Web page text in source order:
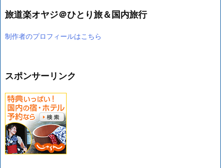
旅道楽オヤジ＠ひとり旅＆国内旅行
制作者のプロフィールはこちら
スポンサーリンク